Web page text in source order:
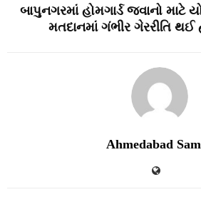
બાપુનગરમાં હોમગાર્ડ જવાનો માટે
મતદાનમાં ગંભીર ગેરરીતિ થઈ
Ahmedabad